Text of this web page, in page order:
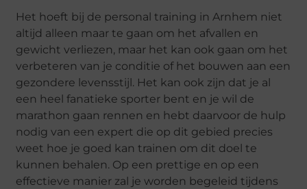
Het hoeft bij de personal training in Arnhem niet
altijd alleen maar te gaan om het afvallen en
gewicht verliezen, maar het kan ook gaan om het
verbeteren van je conditie of het bouwen aan een
gezondere levensstijl. Het kan ook zijn dat je al
een heel fanatieke sporter bent en je wil de
marathon gaan rennen en hebt daarvoor de hulp
nodig van een expert die op dit gebied precies
weet hoe je goed kan trainen om dit doel te
kunnen behalen. Op een prettige en op een
effectieve manier zal je worden begeleid tijdens